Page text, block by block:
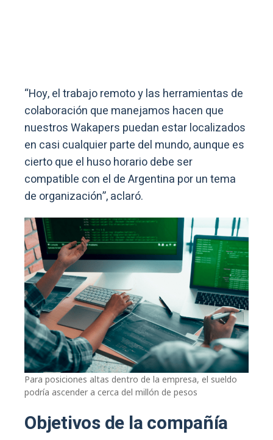
“Hoy, el trabajo remoto y las herramientas de
colaboración que manejamos hacen que
nuestros Wakapers puedan estar localizados
en casi cualquier parte del mundo, aunque es
cierto que el huso horario debe ser
compatible con el de Argentina por un tema
de organización”, aclaró.
Para posiciones altas dentro de la empresa, el sueldo
podría ascender a cerca del millón de pesos
Objetivos de la compañía